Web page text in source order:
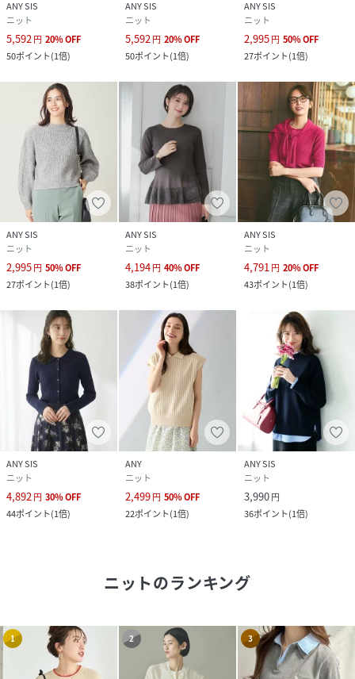
ANY SIS
ニット
5,592 円 20%OFF
50ポイント(1倍)
ANY SIS
ニット
5,592 円 20%OFF
50ポイント(1倍)
ANY SIS
ニット
2,995円 50%OFF
27ポイント(1倍)
ANY SIS
ニット
2,995円 50%OFF
27ポイント(1倍)
ANY SIS
ニット
4,194円 40%OFF
38ポイント(1倍)
ANY SIS
ニット
4,791円 20%OFF
43ポイント(1倍)
ANY SIS
ニット
4,892 円 30%OFF
44ポイント(1倍)
ANY
ニット
2,499円 50%OFF
22ポイント(1倍)
ANY SIS
ニット
3,990円
36ポイント(1倍)
ニットのランキング
1 2 3